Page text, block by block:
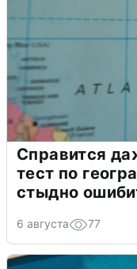
Справится
тест по
стыдно
6 августа 77